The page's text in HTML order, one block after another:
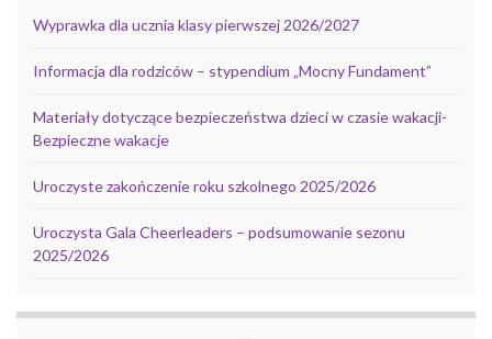
Wyprawka dla ucznia klasy pierwszej 2026/2027
Informacja dla rodziców – stypendium „Mocny Fundament”
Materiały dotyczące bezpieczeństwa dzieci w czasie wakacji-
Bezpieczne wakacje
Uroczyste zakończenie roku szkolnego 2025/2026
Uroczysta Gala Cheerleaders – podsumowanie sezonu
2025/2026